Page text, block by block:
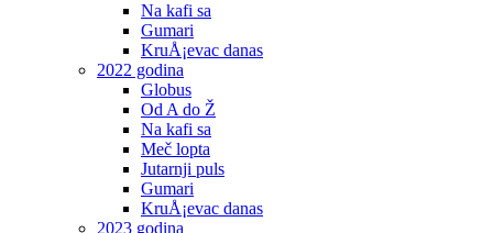
Na kafi sa
Gumari
KruÅ¡evac danas
2022 godina
Globus
Od A do Ž
Na kafi sa
Meč lopta
Jutarnji puls
Gumari
KruÅ¡evac danas
2023 godina